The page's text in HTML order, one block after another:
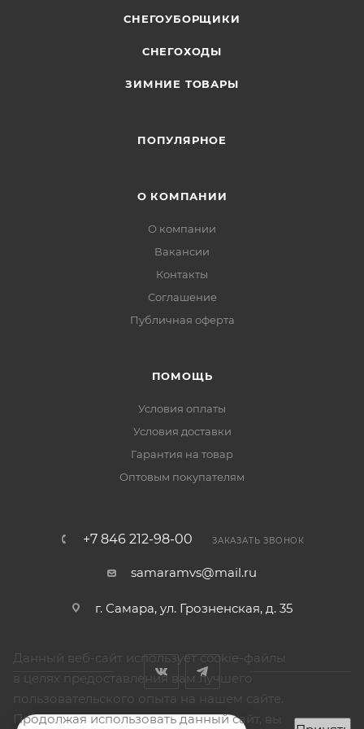
СНЕГОУБОРЩИКИ
СНЕГОХОДЫ
ЗИМНИЕ ТОВАРЫ
ПОПУЛЯРНОЕ
О КОМПАНИИ
О компании
Вакансии
Контакты
Соглашение
Публичная оферта
ПОМОЩЬ
Условия оплаты
Условия доставки
Гарантия на товар
Оптовым покупателям
+7 846 212-98-00 ЗАКАЗАТЬ ЗВОНОК
samaramvs@mail.ru
г. Самара, ул. Грозненская, д. 35
Данный веб-сайт использует cookie-файлы
в целях предоставления вам лучшего
пользовательского опыта на нашем сайте.
Продолжая использовать данный сайт, вы